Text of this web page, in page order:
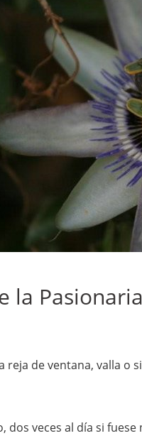
la Pasionaria
reja de ventana, valla o
dos veces al día si